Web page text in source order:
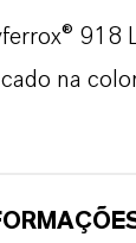
918
na